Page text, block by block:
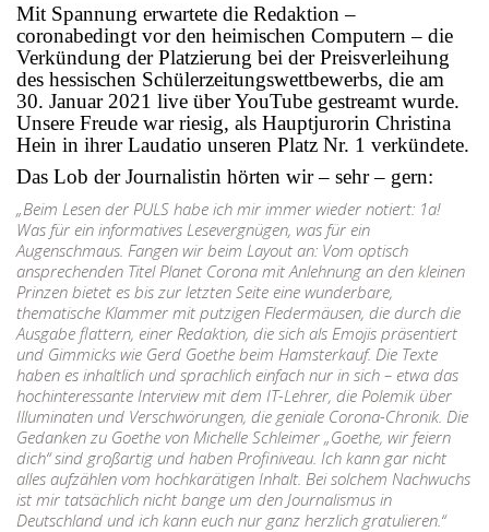
Mit Spannung erwartete die Redaktion –
coronabedingt vor den heimischen Computern – die
Verkündung der Platzierung bei der Preisverleihung
des hessischen Schülerzeitungswettbewerbs, die am
30. Januar 2021 live über YouTube gestreamt wurde.
Unsere Freude war riesig, als Hauptjurorin Christina
Hein in ihrer Laudatio unseren Platz Nr. 1 verkündete.
Das Lob der Journalistin hörten wir – sehr – gern:
„Beim Lesen der PULS habe ich mir immer wieder notiert: 1a!
Was für ein informatives Lesevergnügen, was für ein
Augenschmaus. Fangen wir beim Layout an: Vom optisch
ansprechenden Titel Planet Corona mit Anlehnung an den kleinen
Prinzen bietet es bis zur letzten Seite eine wunderbare,
thematische Klammer mit putzigen Fledermäusen, die durch die
Ausgabe flattern, einer Redaktion, die sich als Emojis präsentiert
und Gimmicks wie Gerd Goethe beim Hamsterkauf. Die Texte
haben es inhaltlich und sprachlich einfach nur in sich – etwa das
hochinteressante Interview mit dem IT-Lehrer, die Polemik über
Illuminaten und Verschwörungen, die geniale Corona-Chronik. Die
Gedanken zu Goethe von Michelle Schleimer „Goethe, wir feiern
dich“ sind großartig und haben Profiniveau. Ich kann gar nicht
alles aufzählen vom hochkarätigen Inhalt. Bei solchem Nachwuchs
ist mir tatsächlich nicht bange um den Journalismus in
Deutschland und ich kann euch nur ganz herzlich gratulieren.“
Goethe-Gymnasium
Friedrich-Ebert-Anlage 22
60325 Frankfurt am Main
IMPRESSUM →
DATENSCHUTZ →
KONTAKT
SEKRETARIAT
Silke Neugebauer, Jonas Lehmann
Mo bis Fr 8:00 – 14:00 Uhr
TEL:069-212 – 369 44
TEL: 069-212 – 335 25
MAIL:poststelle.goethe-gymnasium@stadt-